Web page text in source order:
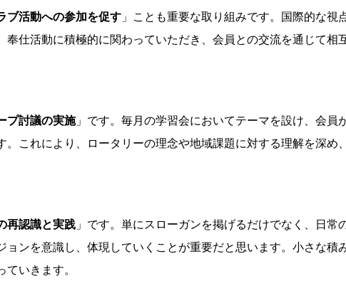
ブ活動への参加を促す 」ことも重要な取り組みです。国際的な視
奉仕活動に積極的に関わっていただき、会員との交流を通じて相
プ討議の実施」です。毎月の学習会においてテーマを設け、会員
。これにより、ロータリーの理念や地域課題に対する理解を深め
再認識と実践 」です。単にスローガンを掲げるだけでなく、日常
ョンを意識し、体現していくことが重要だと思います。小さな積
いきます。